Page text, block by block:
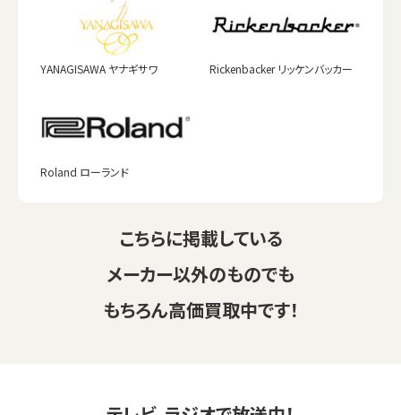
YANAGISAWA ヤナギサワ Rickenbacker リッケンバッカー
Roland ローランド
こちらに掲載している
メーカー以外のものでも
もちろん高価買取中です！